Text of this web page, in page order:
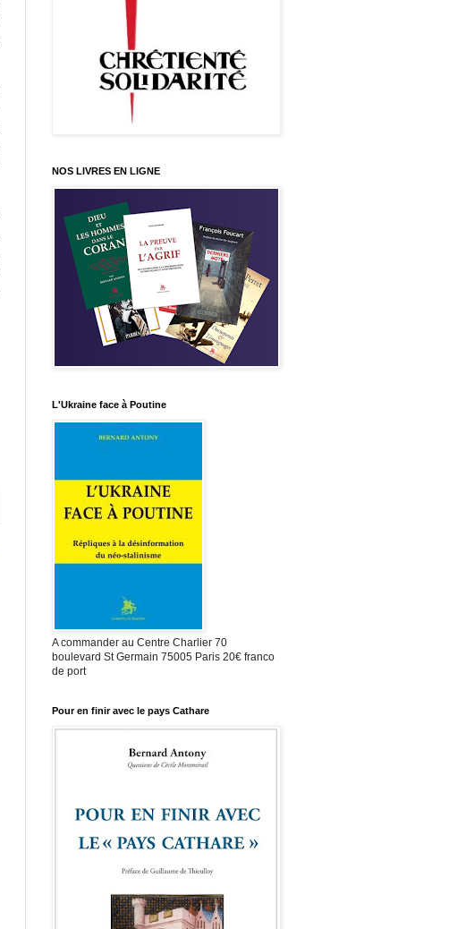
NOS LIVRES EN LIGNE
L'Ukraine face à Poutine
A commander au Centre Charlier 70
boulevard St Germain 75005 Paris 20€ franco
de port
Pour en finir avec le pays Cathare